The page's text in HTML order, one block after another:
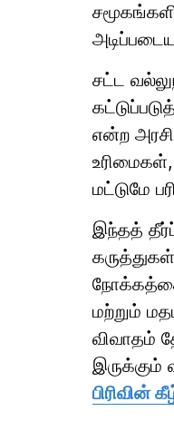
சட்ட
என்ற
மட்டுமே
இந்தத்
நோக்கத்தை
மற்றும்
விவாதம்
இருக்கும்
பிரிவின்